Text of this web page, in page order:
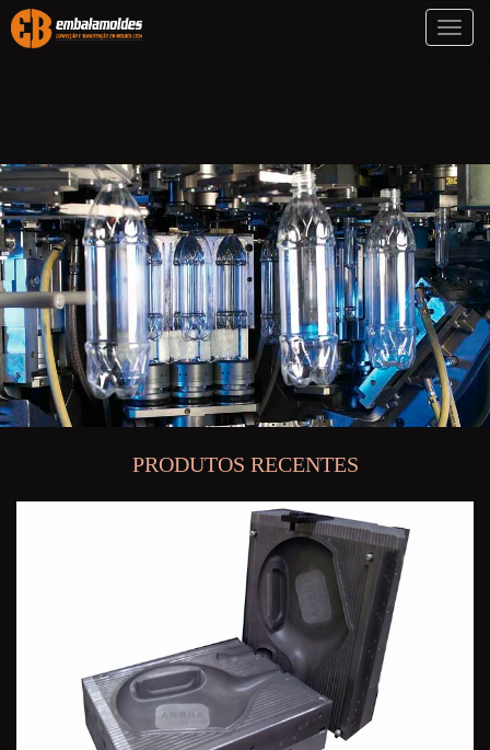
Toggle
PRODUTOS RECENTES